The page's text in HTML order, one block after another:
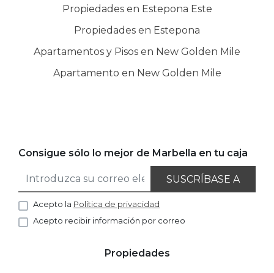
Propiedades en Estepona Este
Propiedades en Estepona
Apartamentos y Pisos en New Golden Mile
Apartamento en New Golden Mile
Consigue sólo lo mejor de Marbella en tu caja
SUSCRÍBASE A
Acepto la Política de privacidad
Acepto recibir información por correo
Propiedades